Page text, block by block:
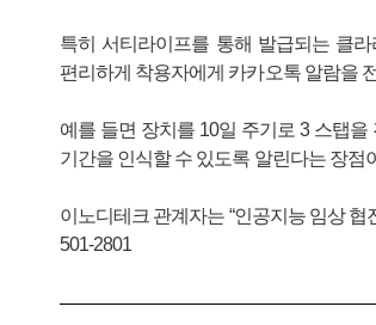
특히 서티라이프를 통해 발급되는 클
편리하게 착용자에게 카카오톡 알람을
예를 들면 장치를 10일 주기로 3 스탭
기간을 인식할 수 있도록 알린다는 장점
이노디테크 관계자는 “인공지능 임상
501-2801